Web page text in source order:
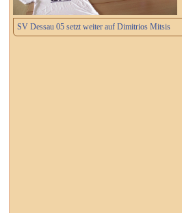
SV Dessau 05 setzt weiter auf Dimitrios Mitsis